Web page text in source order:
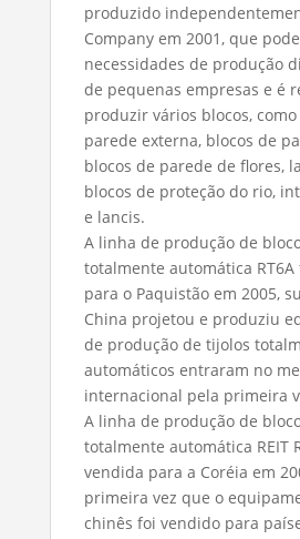
produzido
Company em 2001, que
necessidades de produção
de pequenas empresas e é
produzir vários blocos,
parede externa, blocos de
blocos de parede de flores,
blocos de proteção do rio,
e lancis.
A linha de produção de
totalmente automática
para o Paquistão em 2005,
China projetou e produziu
de produção de tijolos
automáticos entraram no
internacional pela primeira
A linha de produção de
totalmente automática REIT
vendida para a Coréia em
primeira vez que o
chinês foi vendido para